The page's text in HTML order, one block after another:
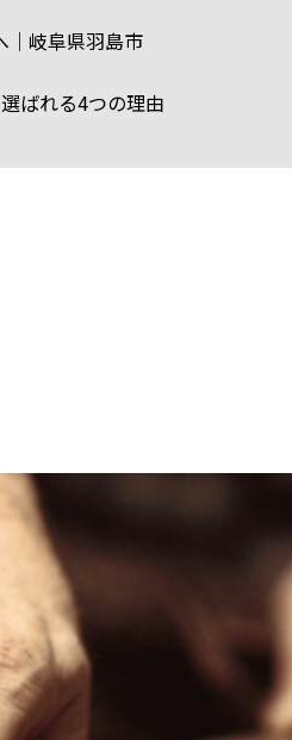
｜岐阜県羽島市
ばれる4つの理由